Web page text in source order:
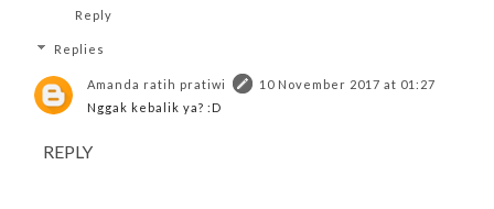
Reply
Replies
Amanda ratih pratiwi
10 November 2017 at 01:27
Nggak kebalik ya? :D
REPLY